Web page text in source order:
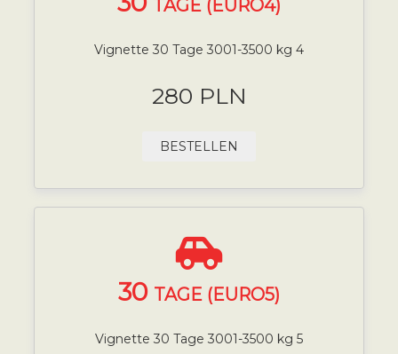
TAGE (EURO4)
Vignette 30 Tage 3001-3500 kg 4
280 PLN
BESTELLEN
30 TAGE (EURO5)
Vignette 30 Tage 3001-3500 kg 5